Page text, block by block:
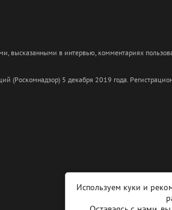
высказанными в интервью, комментариях
(Роскомнадзор) 5 декабря 2019 года.
Используем куки и